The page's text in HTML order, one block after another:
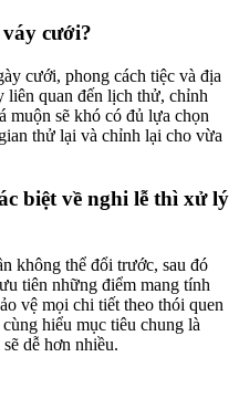
cưới?
cưới, phong cách tiệc và địa
liên quan đến lịch thử, chỉnh
muộn sẽ khó có đủ lựa chọn
thử lại và chỉnh lại cho vừa
biệt về nghi lễ thì xử lý
không thể đổi trước, sau đó
tiên những điểm mang tính
vệ mọi chi tiết theo thói quen
hiểu mục tiêu chung là
dễ hơn nhiều.